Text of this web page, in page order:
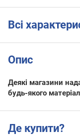
Всі
Опис
Деякі магазини
будь-якого
Де купити?